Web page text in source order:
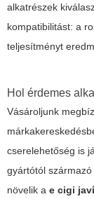
alkatrészek
kompatibilitást: a
teljesítményt
Hol érdemes
Vásároljunk
cserelehetőség is
gyártótól
növelik a e cigi